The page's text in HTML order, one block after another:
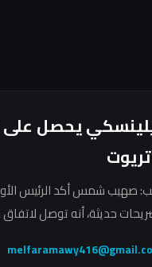
يحصل على
صهيب شمس أكد الرئيس
حديثة، أنه توصل